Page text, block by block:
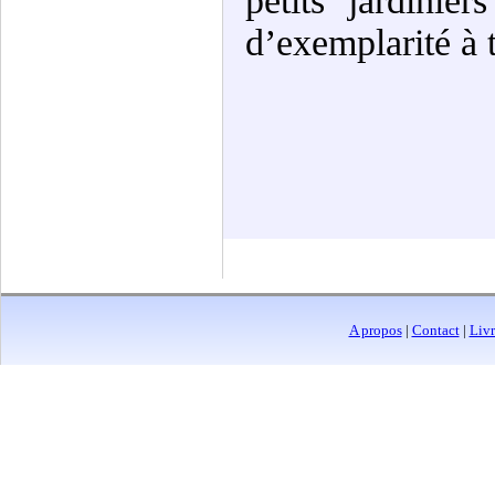
d’exemplarité
A propos| Contact|